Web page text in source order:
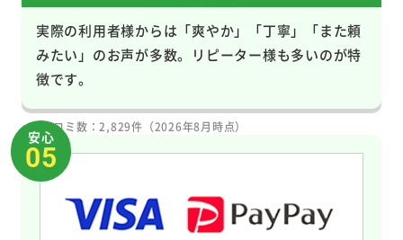
実際の利用者様からは「爽やか」「丁寧」「また頼
みたい」のお声が多数。リピーター様も多いのが特
徴です。
※口コミ数：2,829件（2026年8月時点）
安心
05